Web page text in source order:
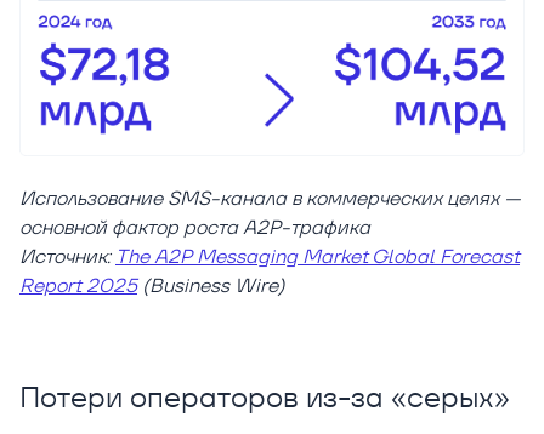
Использование SMS-канала в коммерческих целях —
основной фактор роста A2P-трафика
Источник: The A2P Messaging Market Global Forecast
Report 2025(Business Wire)
Потери операторов из-за «серых»